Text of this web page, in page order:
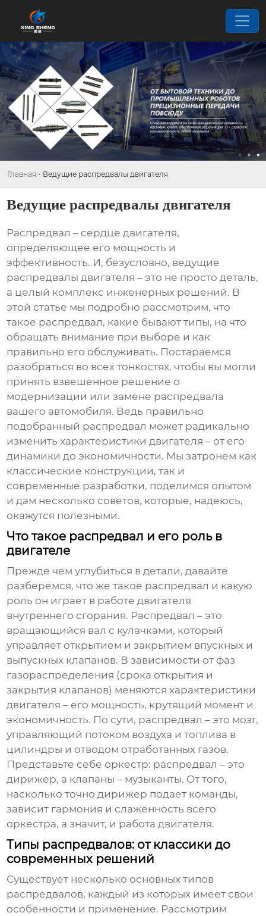
Главная - Ведущие распредвалы двигателя
Ведущие распредвалы двигателя
Распредвал – сердце двигателя,
определяющее его мощность и
эффективность. И, безусловно, ведущие
распредвалы двигателя – это не просто деталь,
а целый комплекс инженерных решений. В
этой статье мы подробно рассмотрим, что
такое распредвал, какие бывают типы, на что
обращать внимание при выборе и как
правильно его обслуживать. Постараемся
разобраться во всех тонкостях, чтобы вы могли
принять взвешенное решение о
модернизации или замене распредвала
вашего автомобиля. Ведь правильно
подобранный распредвал может радикально
изменить характеристики двигателя – от его
динамики до экономичности. Мы затронем как
классические конструкции, так и
современные разработки, поделимся опытом
и дам несколько советов, которые, надеюсь,
окажутся полезными.
Что такое распредвал и его роль в
двигателе
Прежде чем углубиться в детали, давайте
разберемся, что же такое распредвал и какую
роль он играет в работе двигателя
внутреннего сгорания. Распредвал – это
вращающийся вал с кулачками, который
управляет открытием и закрытием впускных и
выпускных клапанов. В зависимости от фаз
газораспределения (срока открытия и
закрытия клапанов) меняются характеристики
двигателя – его мощность, крутящий момент и
экономичность. По сути, распредвал – это мозг,
управляющий потоком воздуха и топлива в
цилиндры и отводом отработанных газов.
Представьте себе оркестр: распредвал – это
дирижер, а клапаны – музыканты. От того,
насколько точно дирижер подает команды,
зависит гармония и слаженность всего
оркестра, а значит, и работа двигателя.
Типы распредвалов: от классики до
современных решений
Существует несколько основных типов
распредвалов, каждый из которых имеет свои
особенности и применение. Рассмотрим